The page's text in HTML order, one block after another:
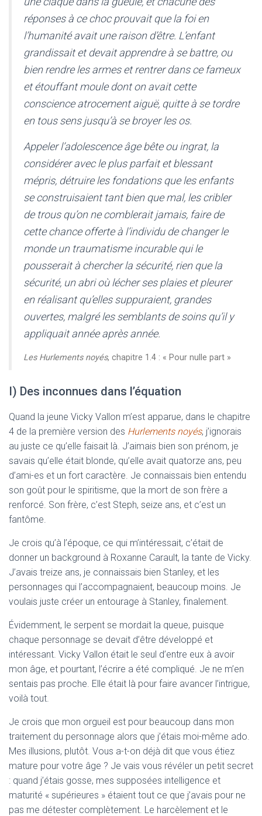
réponses à ce choc prouvait que la foi en
l’humanité avait une raison d’être. L’enfant
grandissait et devait apprendre à se battre, ou
bien rendre les armes et rentrer dans ce fameux
et étouffant moule dont on avait cette
conscience atrocement aiguë, quitte à se tordre
en tous sens jusqu’à se broyer les os.
Appeler l’adolescence âge bête ou ingrat, la
considérer avec le plus parfait et blessant
mépris, détruire les fondations que les enfants
se construisaient tant bien que mal, les cribler
de trous qu’on ne comblerait jamais, faire de
cette chance offerte à l’individu de changer le
monde un traumatisme incurable qui le
pousserait à chercher la sécurité, rien que la
sécurité, un abri où lécher ses plaies et pleurer
en réalisant qu’elles suppuraient, grandes
ouvertes, malgré les semblants de soins qu’il y
appliquait année après année.
Les Hurlements noyés, chapitre 1.4 : « Pour nulle part »
I) Des inconnues dans l’équation
Quand la jeune Vicky Vallon m’est apparue, dans le chapitre
4 de la première version des Hurlements noyés, j’ignorais
au juste ce qu’elle faisait là. J’aimais bien son prénom, je
savais qu’elle était blonde, qu’elle avait quatorze ans, peu
d’ami-es et un fort caractère. Je connaissais bien entendu
son goût pour le spiritisme, que la mort de son frère a
renforcé. Son frère, c’est Steph, seize ans, et c’est un
fantôme.
Je crois qu’à l’époque, ce qui m’intéressait, c’était de
donner un background à Roxanne Carault, la tante de Vicky.
J’avais treize ans, je connaissais bien Stanley, et les
personnages qui l’accompagnaient, beaucoup moins. Je
voulais juste créer un entourage à Stanley, finalement.
Évidemment, le serpent se mordait la queue, puisque
chaque personnage se devait d’être développé et
intéressant. Vicky Vallon était le seul d’entre eux à avoir
mon âge, et pourtant, l’écrire a été compliqué. Je ne m’en
sentais pas proche. Elle était là pour faire avancer l’intrigue,
voilà tout.
Je crois que mon orgueil est pour beaucoup dans mon
traitement du personnage alors que j’étais moi-même ado.
Mes illusions, plutôt. Vous a-t-on déjà dit que vous étiez
mature pour votre âge ? Je vais vous révéler un petit secret
: quand j’étais gosse, mes supposées intelligence et
maturité « supérieures » étaient tout ce que j’avais pour ne
pas me détester complètement. Le harcèlement et le